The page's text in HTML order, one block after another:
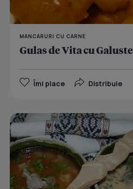
MANCARURI CU CARNE
Gulas de Vita cu Galuste
Îmi place Distribuie